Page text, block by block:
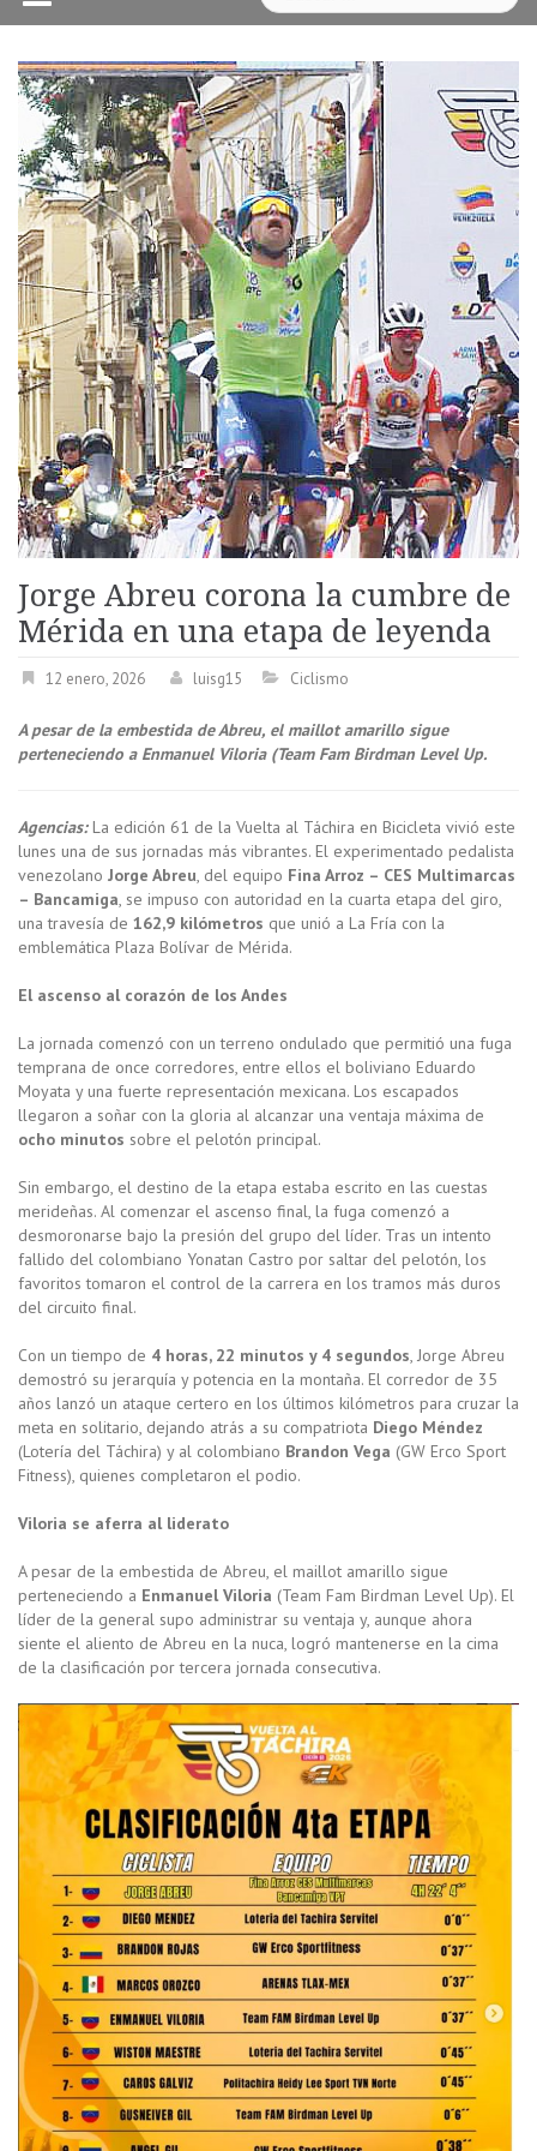
Jorge Abreu corona la cumbre de
Mérida en una etapa de leyenda
12 enero, 2026 luisg15 Ciclismo
A pesar de la embestida de Abreu, el maillot amarillo sigue
perteneciendo a Enmanuel Viloria (Team Fam Birdman Level Up.
Agencias:La edición 61 de la Vuelta al Táchira en Bicicleta vivió este
lunes una de sus jornadas más vibrantes. El experimentado pedalista
venezolano Jorge Abreu, del equipo Fina Arroz – CES Multimarcas
– Bancamiga, se impuso con autoridad en la cuarta etapa del giro,
una travesía de 162,9 kilómetros que unió a La Fría con la
emblemática Plaza Bolívar de Mérida.
El ascenso al corazón de los Andes
La jornada comenzó con un terreno ondulado que permitió una fuga
temprana de once corredores, entre ellos el boliviano Eduardo
Moyata y una fuerte representación mexicana. Los escapados
llegaron a soñar con la gloria al alcanzar una ventaja máxima de
ocho minutos sobre el pelotón principal.
Sin embargo, el destino de la etapa estaba escrito en las cuestas
merideñas. Al comenzar el ascenso final, la fuga comenzó a
desmoronarse bajo la presión del grupo del líder. Tras un intento
fallido del colombiano Yonatan Castro por saltar del pelotón, los
favoritos tomaron el control de la carrera en los tramos más duros
del circuito final.
Con un tiempo de 4 horas, 22 minutos y 4 segundos, Jorge Abreu
demostró su jerarquía y potencia en la montaña. El corredor de 35
años lanzó un ataque certero en los últimos kilómetros para cruzar la
meta en solitario, dejando atrás a su compatriota Diego Méndez
(Lotería del Táchira) y al colombiano Brandon Vega (GW Erco Sport
Fitness), quienes completaron el podio.
Viloria se aferra al liderato
A pesar de la embestida de Abreu, el maillot amarillo sigue
perteneciendo a Enmanuel Viloria (Team Fam Birdman Level Up). El
líder de la general supo administrar su ventaja y, aunque ahora
siente el aliento de Abreu en la nuca, logró mantenerse en la cima
de la clasificación por tercera jornada consecutiva.